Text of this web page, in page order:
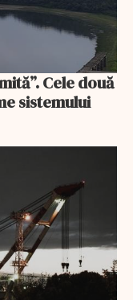
Cele două
sistemului